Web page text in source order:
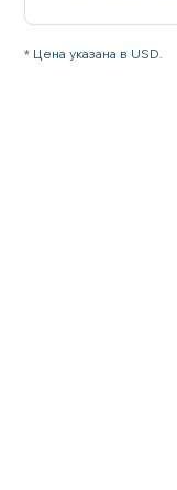
* Цена указана в USD.